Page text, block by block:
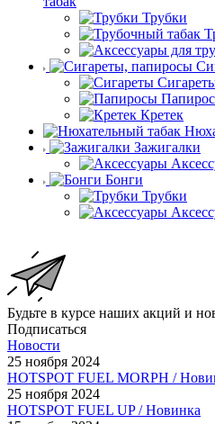
Трубки
Кретек
Зажигалки
Бонги
Трубки
Будьте в курсе наших акций и
Подписаться
Новости
25 ноября 2024
HOTSPOT FUEL MORPH /
25 ноября 2024
HOTSPOT FUEL UP / Новинка